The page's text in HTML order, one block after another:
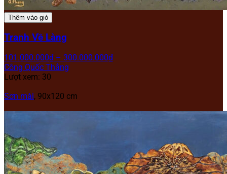
Thêm vào giỏ
Tranh Về Làng
101.000.000₫ – 300.000.000₫
Công Quốc Thắng
Lượt xem: 30
Sơn mài, 90x120 cm